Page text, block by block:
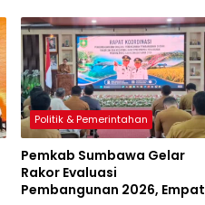
Politik & Pemerintahan
Pemkab Sumbawa Gelar
Rakor Evaluasi
Pembangunan 2026, Empat